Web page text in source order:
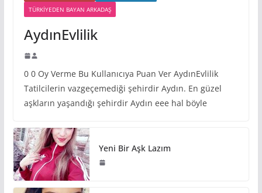
TÜRKIYEDEN BAYAN ARKADAŞ
AydınEvlilik
0 0 Oy Verme Bu Kullanıcıya Puan Ver AydınEvlilik
Tatilcilerin vazgeçemediği şehirdir Aydın. En güzel
aşkların yaşandığı şehirdir Aydın eee hal böyle
Yeni Bir Aşk Lazım